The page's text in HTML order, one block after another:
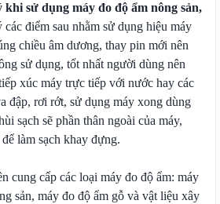
khi sử dụng máy đo độ ẩm nông sản,
điểm sau nhằm sử dụng hiệu máy
chiều âm dương, thay pin mới nên
sử dụng, tốt nhất người dùng nên
xúc máy trực tiếp với nước hay các
đập, rơi rớt, sử dụng máy xong dùng
sạch sẽ phần thân ngoài của máy,
làm sạch khay đựng.
cung cấp các loại máy đo độ ẩm: máy
sản, máy đo độ ẩm gỗ và vật liệu xây